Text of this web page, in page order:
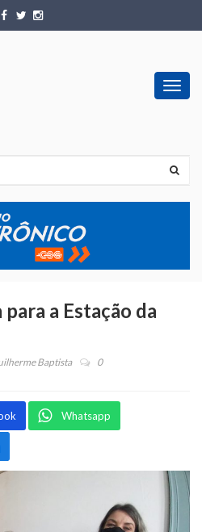
a Estação da
Baptista 0
Whatsapp